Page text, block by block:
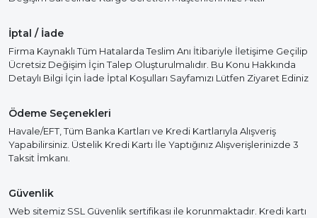
İptal / İade
Firma Kaynaklı Tüm Hatalarda Teslim Anı İtibariyle İletişime Geçilip
Ücretsiz Değişim İçin Talep Oluşturulmalıdır. Bu Konu Hakkında
Detaylı Bilgi İçin İade İptal Koşulları Sayfamızı Lütfen Ziyaret Ediniz
Ödeme Seçenekleri
Havale/EFT, Tüm Banka Kartları ve Kredi Kartlarıyla Alışveriş
Yapabilirsiniz. Üstelik Kredi Kartı İle Yaptığınız Alışverişlerinizde 3
Taksit İmkanı.
Güvenlik
Web sitemiz SSL Güvenlik sertifikası ile korunmaktadır. Kredi kartı